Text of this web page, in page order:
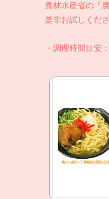
農林水産省の「
是非お試しくださ
・調理時間目安